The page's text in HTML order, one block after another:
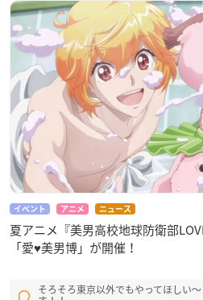
イベント アニメ ニュース
夏アニメ『美男高校地球防衛部
「愛♥美男博」が開催！
そろそろ東京以外でもやってほしい